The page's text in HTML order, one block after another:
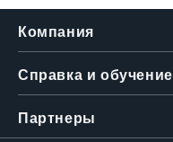
Компания
Справка и обучение
Партнеры